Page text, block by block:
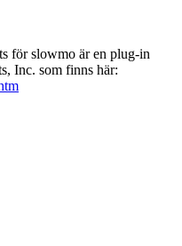
för slowmo är en plug-in
Inc. som finns här: